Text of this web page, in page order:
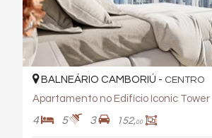
BALNEÁRIO CAMBORIÚ - CENTRO
Apartamento no Edifício Iconic Tower
4 5 3 152,00